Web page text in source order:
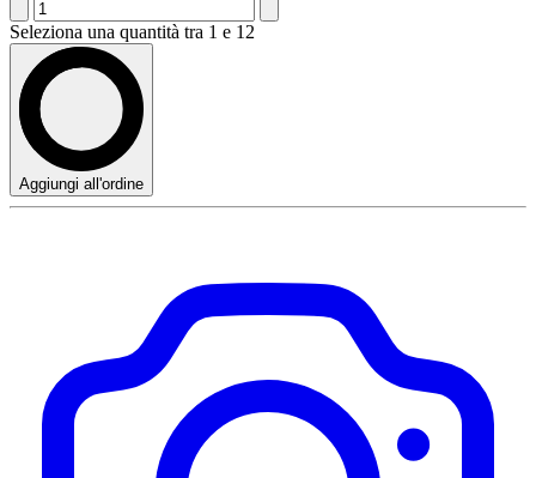
Seleziona una quantità tra 1 e 12
Aggiungi all'ordine